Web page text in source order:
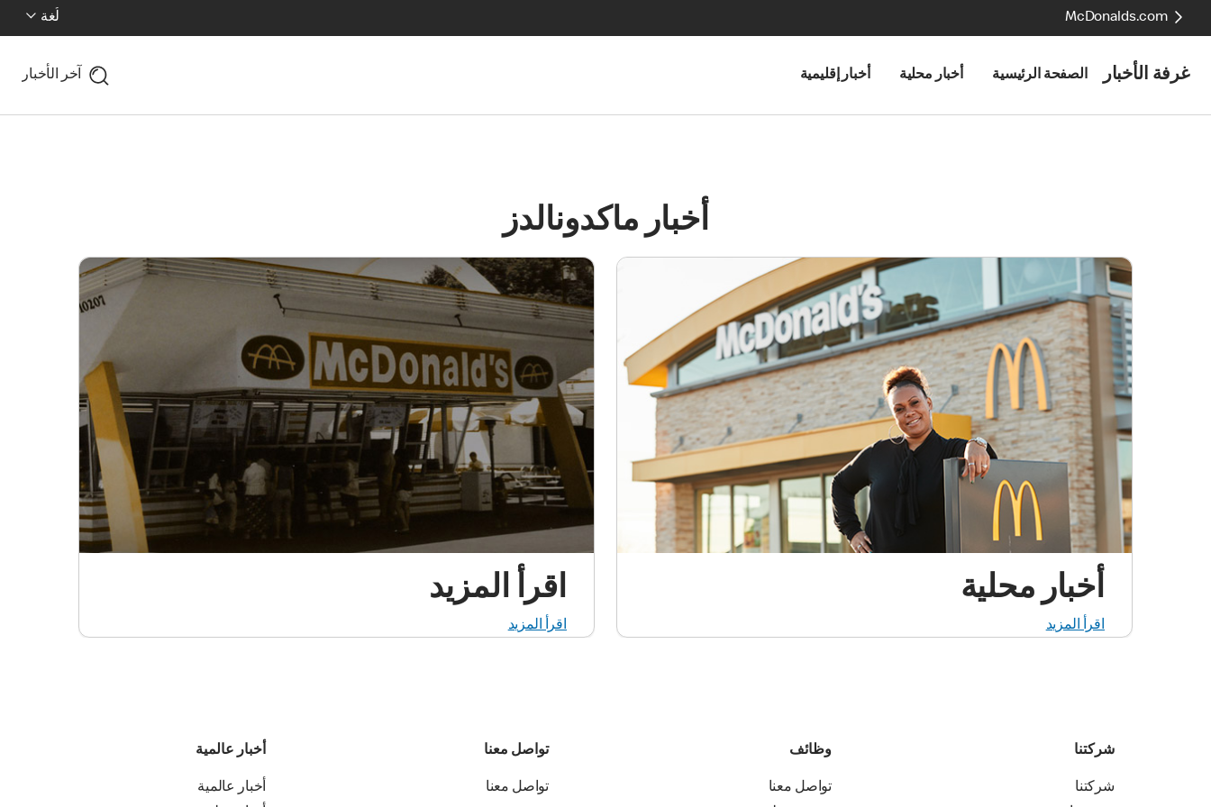
McDonalds.com لُغة
غرفة الأخبار الصفحة الرئيسية أخبار محلية أخبار إقليمية آخر الأخبار
أخبار ماكدونالدز
اقرأ المزيد
اقرأ المزيد
أخبار محلية
اقرأ المزيد
شركتنا
شركتنا
وظائف
تواصل معنا
تواصل معنا
تواصل معنا
أخبار عالمية
أخبار عالمية